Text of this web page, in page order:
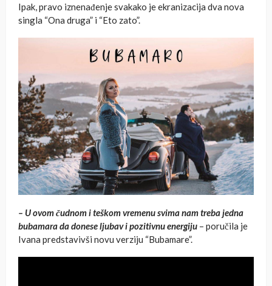
Ipak, pravo iznenađenje svakako je ekranizacija dva nova
singla “Ona druga” i “Eto zato”.
– U ovom čudnom i teškom vremenu svima nam treba jedna
bubamara da donese ljubav i pozitivnu energiju – poručila je
Ivana predstavivši novu verziju “Bubamare”.